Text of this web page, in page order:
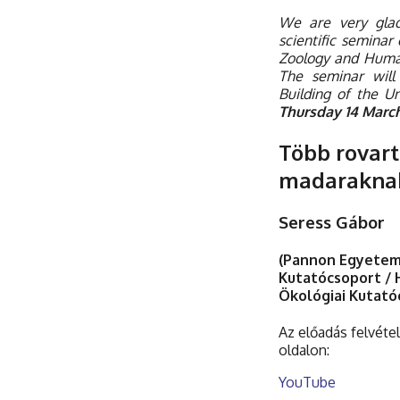
We are very
scientific
Zoology and
The seminar
Building of the
Thursday 14
Több
Seress Gábor
(Pannon
Kutatócsoport /
Ökológiai
Az előadás
oldalon:
YouTube